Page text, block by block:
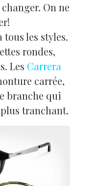
On ne
lasser!
les styles.
rondes,
Les Carrera
carrée,
branche qui
tranchant.